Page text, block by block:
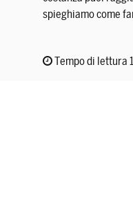
spieghiamo come
Tempo di lettura